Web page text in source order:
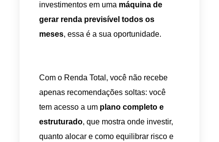
investimentos em uma máquina de
gerar renda previsível todos os
meses, essa é a sua oportunidade.
Com o Renda Total, você não recebe
apenas recomendações soltas: você
tem acesso a um plano completo e
estruturado, que mostra onde investir,
quanto alocar e como equilibrar risco e